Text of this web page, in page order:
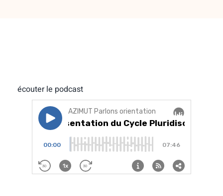
écouter le podcast